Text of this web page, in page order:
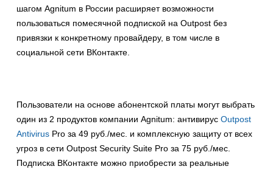
шагом Agnitum в России расширяет возможности
пользоваться помесячной подпиской на Outpost без
привязки к конкретному провайдеру, в том числе в
социальной сети ВКонтакте.
Пользователи на основе абонентской платы могут выбрать
один из 2 продуктов компании Agnitum: антивирус Outpost
Antivirus Pro за 49 руб./мес. и комплексную защиту от всех
угроз в сети Outpost Security Suite Pro за 75 руб./мес.
Подписка ВКонтакте можно приобрести за реальные